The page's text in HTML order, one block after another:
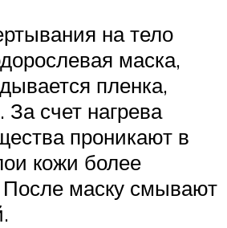
на тело
маска,
пленка,
счет нагрева
проникают в
кожи более
После маску смывают